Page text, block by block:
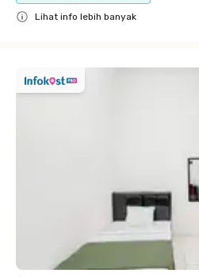
Lihat info lebih banyak